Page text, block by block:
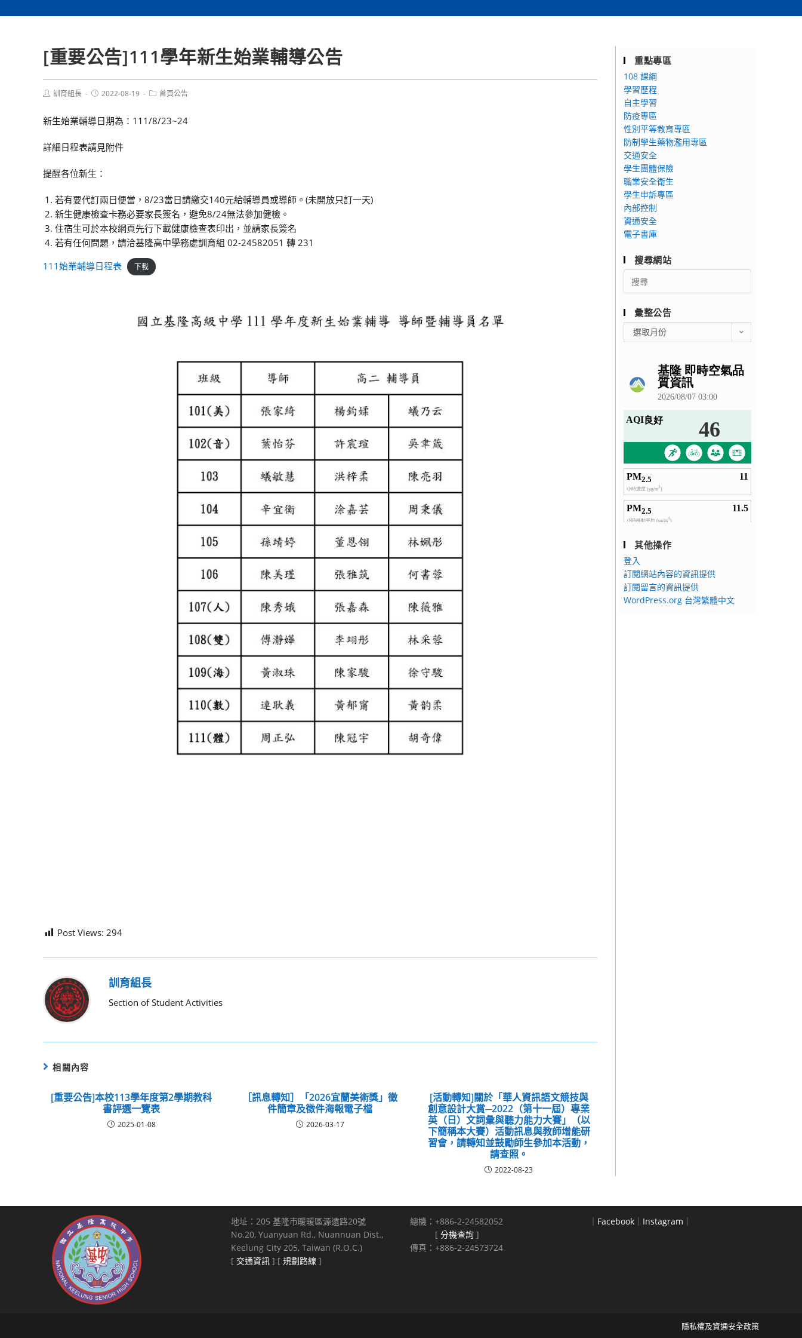
[重要公告]111學年新生始業輔導公告
Post訓育組長
Post2022-08-19
Post首頁公告
新生始業輔導日期為：111/8/23~24
詳細日程表請見附件
提醒各位新生：
若有要代訂兩日便當，8/23當日請繳交140元給輔導員或導師。(未開放只訂一天)
新生健康檢查卡務必要家長簽名，避免8/24無法參加健檢。
住宿生可於本校網頁先行下載健康檢查表印出，並請家長簽名
若有任何問題，請洽基隆高中學務處訓育組 02-24582051 轉 231
111始業輔導日程表
下載
Post Views: 294
訓育組長
Section of Student Activities
相關內容
[重要公告]本校113學年度第2學期教科
書評選一覽表
2025-01-08
［訊息轉知］「2026宜蘭美術獎」徵
件簡章及徵件海報電子檔
2026-03-17
[活動轉知]關於「華人資訊語文競技與
創意設計大賞─2022（第十一屆）專業
英（日）文詞彙與聽力能力大賽」（以
下簡稱本大賽）活動訊息與教師增能研
習會，請轉知並鼓勵師生參加本活動，
請查照。
2022-08-23
重點專區
108 課綱
學習歷程
自主學習
防疫專區
性別平等教育專區
防制學生藥物濫用專區
交通安全
學生團體保險
職業安全衛生
學生申訴專區
內部控制
資通安全
電子書庫
搜尋網站
Search
for:
彙整公告
整
選取月份
其他操作
登入
訂閱網站內容的資訊提供
訂閱留言的資訊提供
WordPress.org 台灣繁體中文
地址：205 基隆市暖暖區源遠路20號
No.20, Yuanyuan Rd., Nuannuan Dist.,
Keelung City 205, Taiwan (R.O.C.)
[ 交通資訊 ] [ 規劃路線 ]
總機：+886-2-24582052
[ 分機查詢 ]
傳真：+886-2-24573724
｜ Facebook ｜ Instagram ｜
隱私權及資通安全政策